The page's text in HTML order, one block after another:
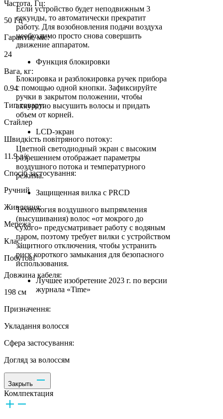
Если устройство будет неподвижным 3
секунды, то автоматически прекратит
работу. Для возобновления подачи воздуха
необходимо просто снова совершить
движение аппаратом.
Функция блокировки
Блокировка и разблокировка ручек прибора
с помощью одной кнопки. Зафиксируйте
ручки в закрытом положении, чтобы
аккуратно высушить волосы и придать
объем от корней.
LCD-экран
Цветной светодиодный экран с высоким
разрешением отображает параметры
воздушного потока и температурного
режима.
Защищенная вилка с PRCD
Технология воздушного выпрямления
(высушивания) волос «от мокрого до
сухого» предусматривает работу с водяным
паром, поэтому требует вилки с устройством
защитного отключения, чтобы устранить
риск короткого замыкания для безопасного
использования.
Лучшее изобретение 2023 г. по версии
журнала «Time»
Частота, Гц:
50 Гц
Гарантія, міс:
24
Вага, кг:
0.94
Тип товару:
Стайлер
Швидкість повітряного потоку:
11.9 л/с
Спосіб застосування:
Ручний
Живлення:
Мережа
Клас:
Побутові
Довжина кабеля:
198 см
Призначення:
Укладання волосся
Сфера застосування:
Догляд за волоссям
Закрыть
Комлпектация